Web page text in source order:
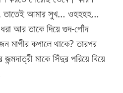
তাতেই আমার সুখ… ওহহহহ…
আর তাকে দিয়ে গুদ-পোঁদ
মাগীর কপালে থাকে? তারপর
মাকে সিঁদুর পরিয়ে বিয়ে